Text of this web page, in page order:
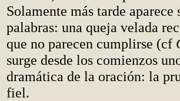
Solamente más tarde
palabras: una queja velada
que no parecen cumplirse (cf
surge desde los comienzos
dramática de la oración: la
fiel.